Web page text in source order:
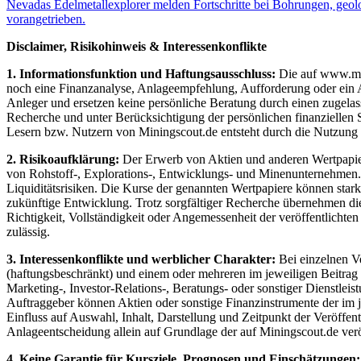
Nevadas Edelmetallexplorer melden Fortschritte bei Bohrungen,
vorangetrieben.
Disclaimer, Risikohinweis & Interessenkonflikte
1. Informationsfunktion und Haftungsausschluss: Die auf
noch eine Finanzanalyse, Anlageempfehlung, Aufforderung oder
Anleger und ersetzen keine persönliche Beratung durch einen
Recherche und unter Berücksichtigung der persönlichen
Lesern bzw. Nutzern von Miningscout.de entsteht durch die
2. Risikoaufklärung: Der Erwerb von Aktien und anderen
von Rohstoff-, Explorations-, Entwicklungs- und
Liquiditätsrisiken. Die Kurse der genannten Wertpapiere können
zukünftige Entwicklung. Trotz sorgfältiger Recherche übernehmen
Richtigkeit, Vollständigkeit oder Angemessenheit der
zulässig.
3. Interessenkonflikte und werblicher Charakter: Bei einzelnen
(haftungsbeschränkt) und einem oder mehreren im jeweiligen
Marketing-, Investor-Relations-, Beratungs- oder sonstiger
Auftraggeber können Aktien oder sonstige Finanzinstrumente der
Einfluss auf Auswahl, Inhalt, Darstellung und Zeitpunkt der
Anlageentscheidung allein auf Grundlage der auf Miningscout.de